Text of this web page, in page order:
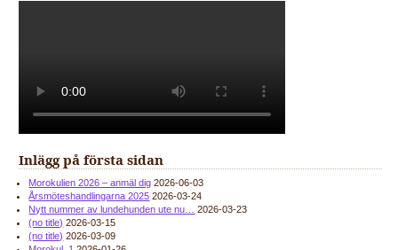
Inlägg på första sidan
Morokulien 2026 – anmäl dig 2026-06-03
Årsmöteshandlingarna 2025 2026-03-24
Nytt nummer av lundehunden ute nu…
2026-03-23
(no title) 2026-03-15
(no title) 2026-03-09